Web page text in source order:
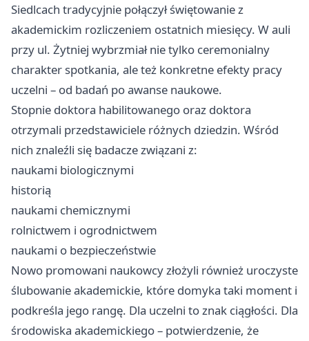
Siedlcach tradycyjnie połączył świętowanie z
akademickim rozliczeniem ostatnich miesięcy. W auli
przy ul. Żytniej wybrzmiał nie tylko ceremonialny
charakter spotkania, ale też konkretne efekty pracy
uczelni – od badań po awanse naukowe.
Stopnie doktora habilitowanego oraz doktora
otrzymali przedstawiciele różnych dziedzin. Wśród
nich znaleźli się badacze związani z:
naukami biologicznymi
historią
naukami chemicznymi
rolnictwem i ogrodnictwem
naukami o bezpieczeństwie
Nowo promowani naukowcy złożyli również uroczyste
ślubowanie akademickie, które domyka taki moment i
podkreśla jego rangę. Dla uczelni to znak ciągłości. Dla
środowiska akademickiego – potwierdzenie, że